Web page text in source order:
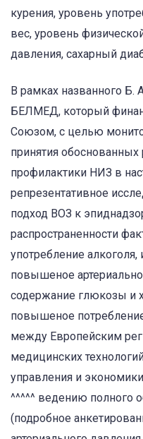
курения, уровень
вес, уровень
давления, сахарный
В рамках названного
БЕЛМЕД, который
Союзом, с целью
принятия
профилактики НИЗ в
репрезентативное
подход ВОЗ к
распространенности
употребление
повышеное
содержание глюкозы и
повышеное
между Европейским
медицинских
управления и
^^^^^ ведению полного
(подробное